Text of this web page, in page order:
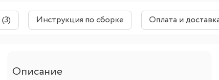
Инструкция по сборке Оплата и
Описание